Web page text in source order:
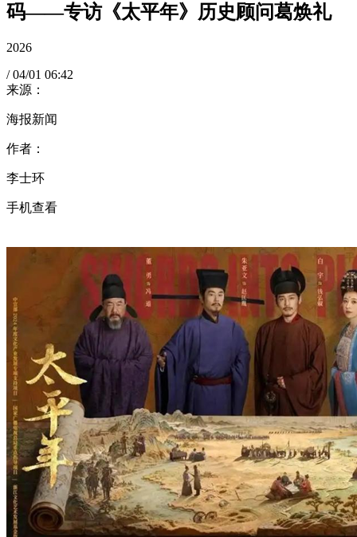
码——专访《太平年》历史顾问葛焕礼
2026
/ 04/01 06:42
来源：
海报新闻
作者：
李士环
手机查看